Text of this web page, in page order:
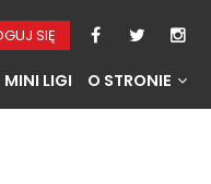
SIĘ
MINI LIGI O STRONIE